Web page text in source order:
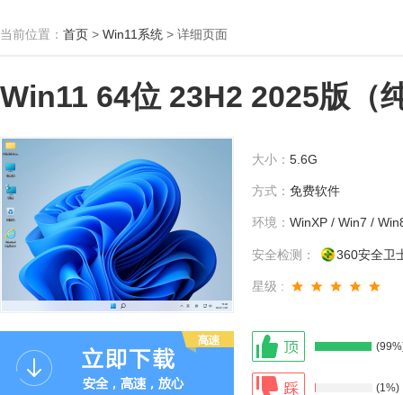
当前位置： 首页 > Win11系统 > 详细页面
Win11 64位 23H2 2025版（
大小： 5.6G
方式： 免费软件
环境： WinXP / Win7 /
安全检测： 360安全卫
星级 :
(1%)